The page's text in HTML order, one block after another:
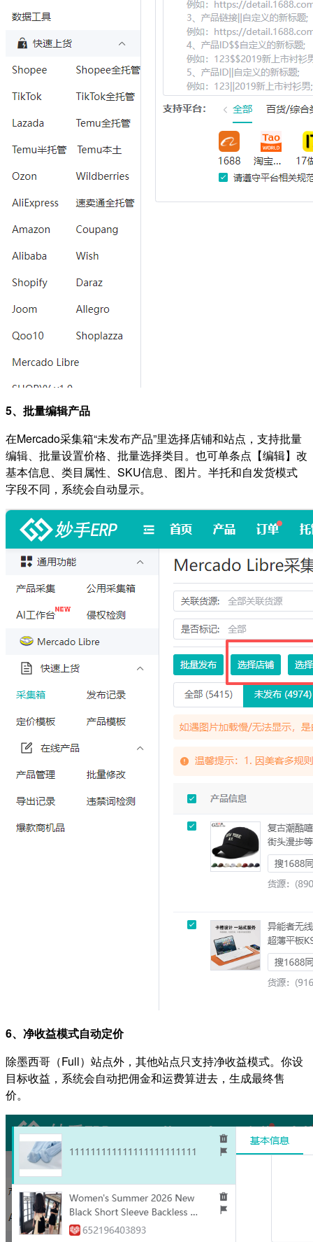
5、批量编辑产品
在Mercado采集箱“未发布产品”里选择店铺和站点，支持批量
编辑、批量设置价格、批量选择类目。也可单条点【编辑】改
基本信息、类目属性、SKU信息、图片。半托和自发货模式
字段不同，系统会自动显示。
6、净收益模式自动定价
除墨西哥（Full）站点外，其他站点只支持净收益模式。你设
目标收益，系统会自动把佣金和运费算进去，生成最终售
价。